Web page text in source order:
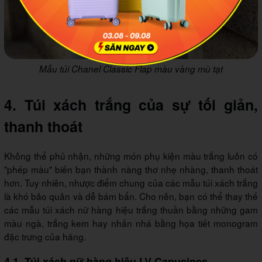
Mẫu túi Chanel Classic Flap màu vàng mù tạt
4. Túi xách trắng của sự tối giản,
thanh thoát
Không thể phủ nhận, những món phụ kiện màu trắng luôn có
"phép màu" biến bạn thành nàng thơ nhẹ nhàng, thanh thoát
hơn. Tuy nhiên, nhược điểm chung của các mẫu túi xách trắng
là khó bảo quản và dễ bám bẩn. Cho nên, bạn có thể thay thế
các mẫu túi xách nữ hàng hiệu trắng thuần bằng những gam
màu ngà, trắng kem hay nhấn nhá bằng họa tiết monogram
đặc trưng của hãng.